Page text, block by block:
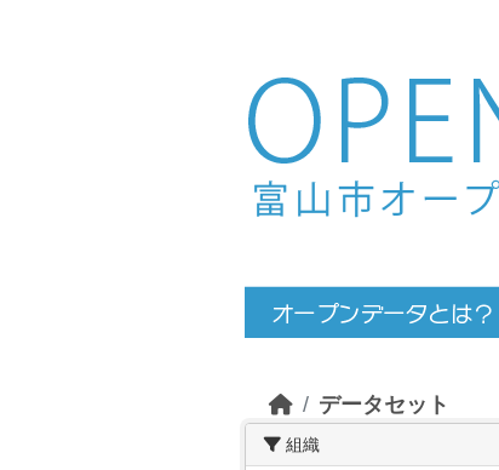
Skip to main content
データセット
組織